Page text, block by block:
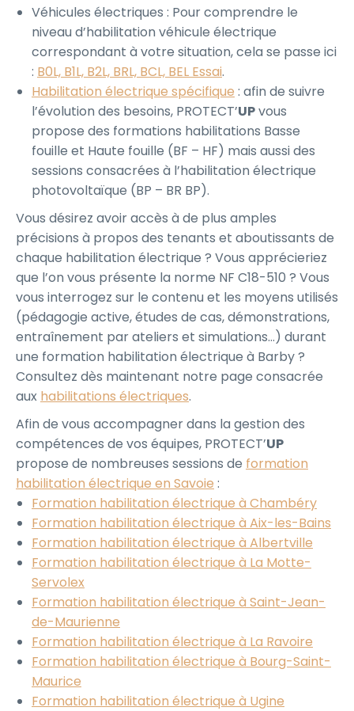
Véhicules électriques : Pour comprendre le
niveau d’habilitation véhicule électrique
correspondant à votre situation, cela se passe ici
: B0L, B1L, B2L, BRL, BCL, BEL Essai.
Habilitation électrique spécifique : afin de suivre
l’évolution des besoins, PROTECT’UPvous
propose des formations habilitations Basse
fouille et Haute fouille (BF – HF) mais aussi des
sessions consacrées à l’habilitation électrique
photovoltaïque (BP – BR BP).
Vous désirez avoir accès à de plus amples
précisions à propos des tenants et aboutissants de
chaque habilitation électrique ? Vous apprécieriez
que l’on vous présente la norme NF C18-510 ? Vous
vous interrogez sur le contenu et les moyens utilisés
(pédagogie active, études de cas, démonstrations,
entraînement par ateliers et simulations…) durant
une formation habilitation électrique à Barby ?
Consultez dès maintenant notre page consacrée
aux habilitations électriques.
Afin de vous accompagner dans la gestion des
compétences de vos équipes, PROTECT’UP
propose de nombreuses sessions de formation
habilitation électrique en Savoie :
Formation habilitation électrique à Chambéry
Formation habilitation électrique à Aix-les-Bains
Formation habilitation électrique à Albertville
Formation habilitation électrique à La Motte-
Servolex
Formation habilitation électrique à Saint-Jean-
de-Maurienne
Formation habilitation électrique à La Ravoire
Formation habilitation électrique à Bourg-Saint-
Maurice
Formation habilitation électrique à Ugine